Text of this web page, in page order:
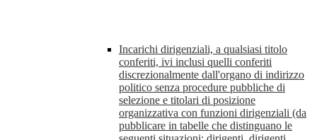
Incarichi dirigenziali, a qualsiasi titolo
conferiti, ivi inclusi quelli conferiti
discrezionalmente dall'organo di indirizzo
politico senza procedure pubbliche di
selezione e titolari di posizione
organizzativa con funzioni dirigenziali (da
pubblicare in tabelle che distinguano le